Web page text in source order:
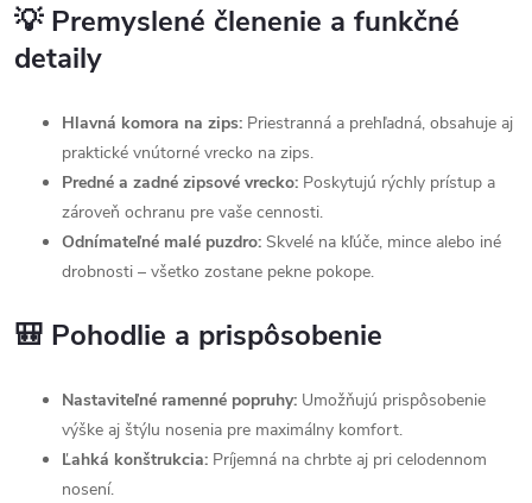
💡 Premyslené členenie a funkčné
detaily
Hlavná komora na zips: Priestranná a prehľadná, obsahuje aj
praktické vnútorné vrecko na zips.
Predné a zadné zipsové vrecko: Poskytujú rýchly prístup a
zároveň ochranu pre vaše cennosti.
Odnímateľné malé puzdro: Skvelé na kľúče, mince alebo iné
drobnosti – všetko zostane pekne pokope.
🎒 Pohodlie a prispôsobenie
Nastaviteľné ramenné popruhy: Umožňujú prispôsobenie
výške aj štýlu nosenia pre maximálny komfort.
Ľahká konštrukcia: Príjemná na chrbte aj pri celodennom
nosení.